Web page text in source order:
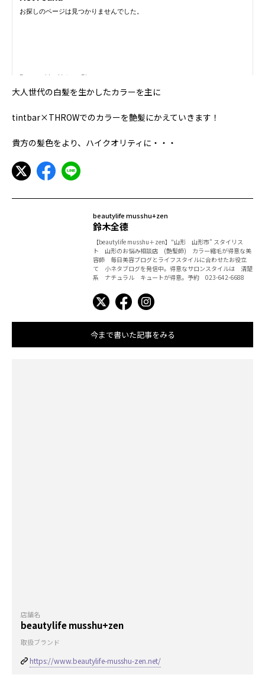
大人世代の白髪を生かしたカラーを主に
tintbar×THROWでのカラーを艶髪にかえていきます！
貴方の髪色をより、ハイクオリティに・・・
beautylife musshu+zen
鈴木全德
【beautylife musshu＋zen】"山形 山形市" スタイリス
ト 山形のお悩み相談店 (艶髪師) カラー縮毛が得意な美
容師 毎日美容ブログとライフスタイルに合わせたお役立
て 小ネタブログを発信中。得意なサロンスタイルは 清楚
系 ナチュラル キュートが得意。予約 023-642-6688
今まで書いた記事をみる
店舗名
beautylife musshu+zen
取扱ブランド
https://www.beautylife-musshu-zen.net/